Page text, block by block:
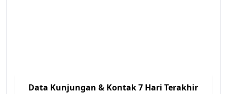
Data Kunjungan & Kontak 7 Hari Terakhir